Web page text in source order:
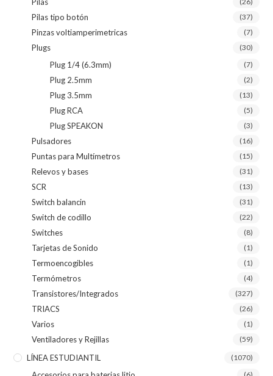
Pilas tipo botón (37)
Pinzas voltiamperimetricas (7)
Plugs (30)
Plug 1/4 (6.3mm) (7)
Plug 2.5mm (2)
Plug 3.5mm (13)
Plug RCA (5)
Plug SPEAKON (3)
Pulsadores (16)
Puntas para Multímetros (15)
Relevos y bases (31)
SCR (13)
Switch balancin (31)
Switch de codillo (22)
Switches (8)
Tarjetas de Sonido (1)
Termoencogibles (1)
Termómetros (4)
Transistores/Integrados (327)
TRIACS (26)
Varios (1)
Ventiladores y Rejillas (59)
LÍNEA ESTUDIANTIL (1070)